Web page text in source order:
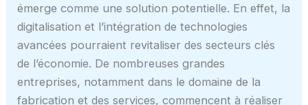
émerge comme une solution potentielle. En effet, la
digitalisation et l’intégration de technologies
avancées pourraient revitaliser des secteurs clés
de l’économie. De nombreuses grandes
entreprises, notamment dans le domaine de la
fabrication et des services, commencent à réaliser